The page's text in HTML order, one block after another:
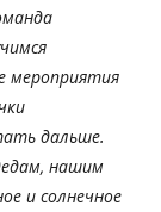
мероприятия
дальше.
нашим
и солнечное